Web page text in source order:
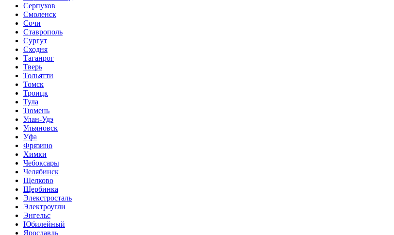
Серпухов
Смоленск
Сочи
Ставрополь
Сургут
Сходня
Таганрог
Тверь
Тольятти
Томск
Троицк
Тула
Тюмень
Улан-Удэ
Ульяновск
Уфа
Фрязино
Химки
Чебоксары
Челябинск
Щелково
Щербинка
Элекстросталь
Электроугли
Энгельс
Юбилейный
Ярославль